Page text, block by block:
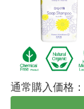
通常購入価格：